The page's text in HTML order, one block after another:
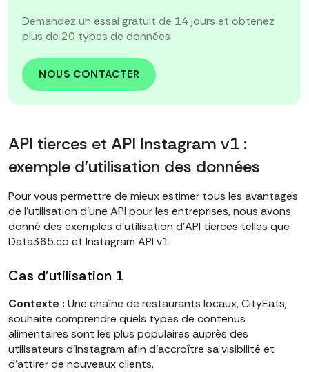
Demandez un essai gratuit de 14 jours et obtenez
plus de 20 types de données
NOUS CONTACTER
API tierces et API Instagram v1 :
exemple d'utilisation des données
Pour vous permettre de mieux estimer tous les avantages
de l'utilisation d'une API pour les entreprises, nous avons
donné des exemples d'utilisation d'API tierces telles que
Data365.co et Instagram API v1.
Cas d'utilisation 1
Contexte : Une chaîne de restaurants locaux, CityEats,
souhaite comprendre quels types de contenus
alimentaires sont les plus populaires auprès des
utilisateurs d'Instagram afin d'accroître sa visibilité et
d'attirer de nouveaux clients.